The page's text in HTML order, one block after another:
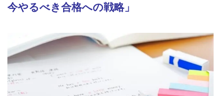
今やるべき合格への戦略」